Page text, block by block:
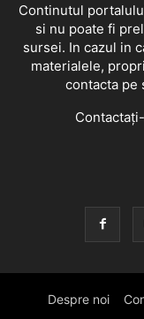
Continutul
si nu poate fi
sursei. In cazul in
materialele,
contacta pe
Despre noi